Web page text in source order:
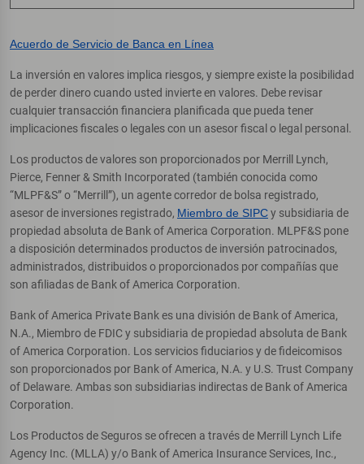
Acuerdo de Servicio de Banca en Línea
La inversión en valores implica riesgos, y siempre existe la posibilidad
de perder dinero cuando usted invierte en valores. Debe revisar
cualquier transacción financiera planificada que pueda tener
implicaciones fiscales o legales con un asesor fiscal o legal personal.
Los productos de valores son proporcionados por Merrill Lynch,
Pierce, Fenner & Smith Incorporated (también conocida como
“MLPF&S” o “Merrill”), un agente corredor de bolsa registrado,
asesor de inversiones registrado, Miembro de SIPCy subsidiaria de
propiedad absoluta de Bank of America Corporation. MLPF&S pone
a disposición determinados productos de inversión patrocinados,
administrados, distribuidos o proporcionados por compañías que
son afiliadas de Bank of America Corporation.
Bank of America Private Bank es una división de Bank of America,
N.A., Miembro de FDIC y subsidiaria de propiedad absoluta de Bank
of America Corporation. Los servicios fiduciarios y de fideicomisos
son proporcionados por Bank of America, N.A. y U.S. Trust Company
of Delaware. Ambas son subsidiarias indirectas de Bank of America
Corporation.
Los Productos de Seguros se ofrecen a través de Merrill Lynch Life
Agency Inc. (MLLA) y/o Bank of America Insurance Services, Inc.,